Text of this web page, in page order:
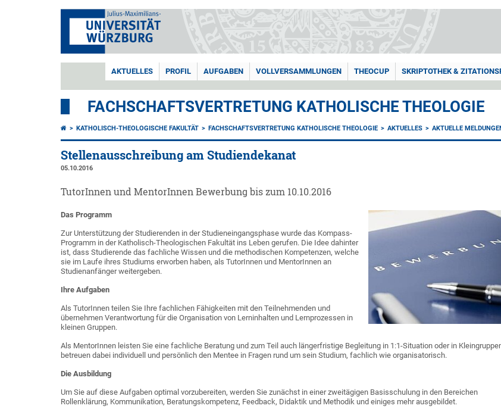
AKTUELLES PROFIL AUFGABEN VOLLVERSAMMLUNGEN THEOCUP SKRIPTOTHEK &
FACHSCHAFTSVERTRETUNG KATHOLISCHE THEOLOGIE
KATHOLISCH-THEOLOGISCHE FAKULTÄT FACHSCHAFTSVERTRETUNG KATHOLISCHE THEOLOGIE AKTUELLES AKTUELLE
Stellenausschreibung am Studiendekanat
05.10.2016
TutorInnen und MentorInnen Bewerbung bis zum 10.10.2016
Das Programm
Zur Unterstützung der Studierenden in der Studieneingangsphase wurde das Kompass-
Programm in der Katholisch-Theologischen Fakultät ins Leben gerufen. Die Idee dahinter
ist, dass Studierende das fachliche Wissen und die methodischen Kompetenzen, welche
sie im Laufe ihres Studiums erworben haben, als TutorInnen und MentorInnen an
Studienanfänger weitergeben.
Ihre Aufgaben
Als TutorInnen teilen Sie Ihre fachlichen Fähigkeiten mit den Teilnehmenden und
übernehmen Verantwortung für die Organisation von Lerninhalten und Lernprozessen in
kleinen Gruppen.
Als MentorInnen leisten Sie eine fachliche Beratung und zum Teil auch längerfristige Begleitung in 1:1-Situation oder in
betreuen dabei individuell und persönlich den Mentee in Fragen rund um sein Studium, fachlich wie organisatorisch.
Die Ausbildung
Um Sie auf diese Aufgaben optimal vorzubereiten, werden Sie zunächst in einer zweitägigen Basisschulung in den Bereichen
Rollenklärung, Kommunikation, Beratungskompetenz, Feedback, Didaktik und Methodik und einiges mehr ausgebildet.